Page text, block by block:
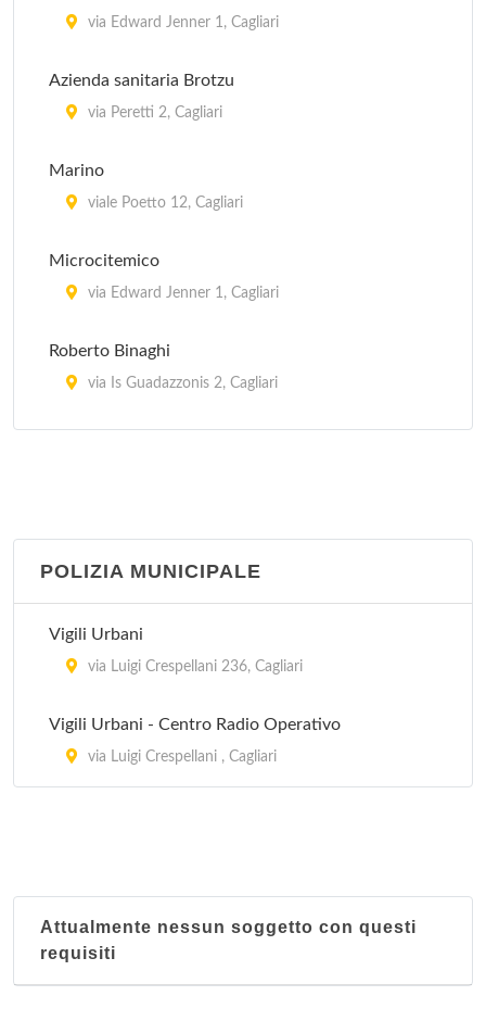
via Edward Jenner 1, Cagliari
Azienda sanitaria Brotzu
via Peretti 2, Cagliari
Marino
viale Poetto 12, Cagliari
Microcitemico
via Edward Jenner 1, Cagliari
Roberto Binaghi
via Is Guadazzonis 2, Cagliari
via Is Mirrionis 92, Cagliari
POLIZIA MUNICIPALE
Vigili Urbani
via Luigi Crespellani 236, Cagliari
Vigili Urbani - Centro Radio Operativo
via Luigi Crespellani , Cagliari
Attualmente nessun soggetto con questi
requisiti